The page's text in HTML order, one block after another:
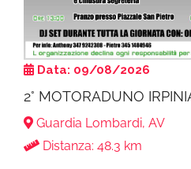
Data: 09/08/2026
2° MOTORADUNO
Guardia Lombardi, AV
Distanza: 48.3 km